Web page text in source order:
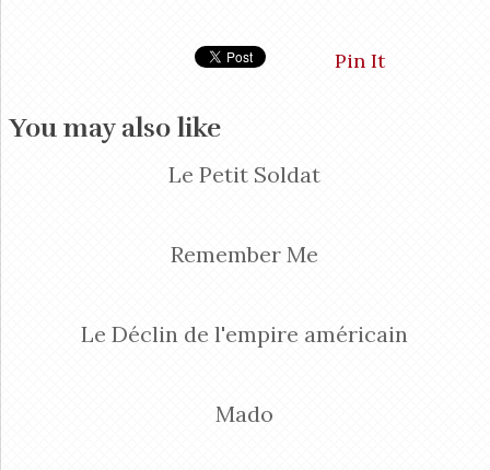
Pin It
You may also like
Le Petit Soldat
Remember Me
Le Déclin de l'empire américain
Mado